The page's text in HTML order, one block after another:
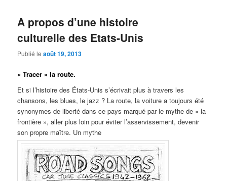
A propos d’une histoire
culturelle des Etats-Unis
Publié leaoût 19, 2013
« Tracer » la route.
Et si l’histoire des États-Unis s’écrivait plus à travers les
chansons, les blues, le jazz ? La route, la voiture a toujours été
synonymes de liberté dans ce pays marqué par le mythe de « la
frontière », aller plus loin pour éviter l’asservissement, devenir
son propre maître. Un mythe